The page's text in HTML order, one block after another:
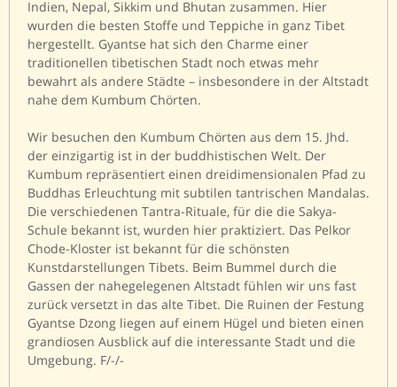
Indien, Nepal, Sikkim und Bhutan zusammen. Hier
wurden die besten Stoffe und Teppiche in ganz Tibet
hergestellt. Gyantse hat sich den Charme einer
traditionellen tibetischen Stadt noch etwas mehr
bewahrt als andere Städte – insbesondere in der Altstadt
nahe dem Kumbum Chörten.
Wir besuchen den Kumbum Chörten aus dem 15. Jhd.
der einzigartig ist in der buddhistischen Welt. Der
Kumbum repräsentiert einen dreidimensionalen Pfad zu
Buddhas Erleuchtung mit subtilen tantrischen Mandalas.
Die verschiedenen Tantra-Rituale, für die die Sakya-
Schule bekannt ist, wurden hier praktiziert. Das Pelkor
Chode-Kloster ist bekannt für die schönsten
Kunstdarstellungen Tibets. Beim Bummel durch die
Gassen der nahegelegenen Altstadt fühlen wir uns fast
zurück versetzt in das alte Tibet. Die Ruinen der Festung
Gyantse Dzong liegen auf einem Hügel und bieten einen
grandiosen Ausblick auf die interessante Stadt und die
Umgebung. F/-/-